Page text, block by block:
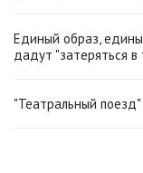
Единый образ,
дадут "затеряться в
"Театральный